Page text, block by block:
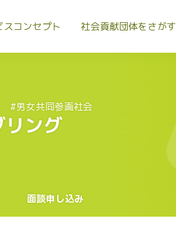
スコンセプト 社会貢献団体をさがす
#男女共同参画社会
リング
面談申し込み